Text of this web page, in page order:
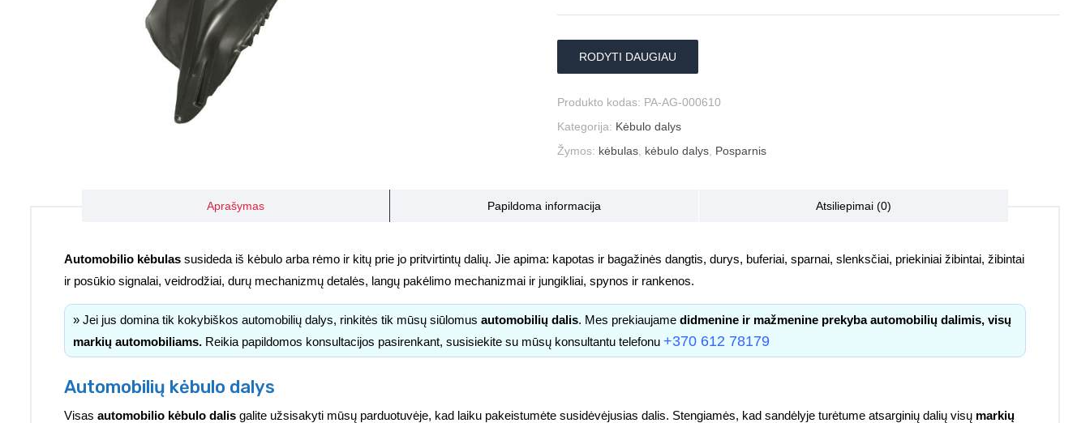
RODYTI DAUGIAU
Produkto kodas: PA-AG-000610
Kategorija: Kėbulo dalys
Žymos: kėbulas kėbulo dalys Posparnis
Aprašymas Papildoma informacija Atsiliepimai (0)
Automobilio kėbulas susideda iš kėbulo arba rėmo ir kitų prie jo pritvirtintų dalių. Jie apima: kapotas ir bagažinės dangtis, durys, buferiai, sparnai, slenksčiai, priekiniai žibintai, žibintai
ir posūkio signalai, veidrodžiai, durų mechanizmų detalės, langų pakėlimo mechanizmai ir jungikliai, spynos ir rankenos.
» Jei jus domina tik kokybiškos automobilių dalys, rinkitės tik mūsų siūlomus automobilių dalis. Mes prekiaujame didmenine ir mažmenine prekyba automobilių dalimis, visų
markių automobiliams. Reikia papildomos konsultacijos pasirenkant, susisiekite su mūsų konsultantu telefonu +370 612 78179
Automobilių kėbulo dalys
Visas automobilio kėbulo dalis galite užsisakyti mūsų parduotuvėje, kad laiku pakeistumėte susidėvėjusias dalis. Stengiamės, kad sandėlyje turėtume atsarginių dalių visų markių